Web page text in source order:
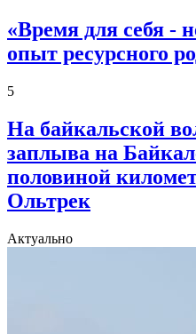
«Время для себя -
опыт ресурсного
5
На байкальской
заплыва на
половиной
Ольтрек
Актуально